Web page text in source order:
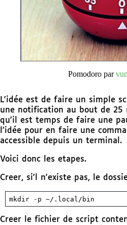
Pomodoro par
L'idée est de faire un simple
une notification au bout de 25
qu'il est temps de faire une
l'idée pour en faire une
accessible depuis un terminal.
Voici donc les etapes.
Creer, si'l n'existe pas, le
mkdir - p ~/.local/bin
Creer le fichier de script